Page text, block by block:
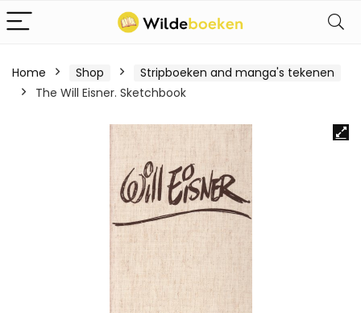
Home Shop
Stripboeken and manga's tekenen
The Will Eisner. Sketchbook